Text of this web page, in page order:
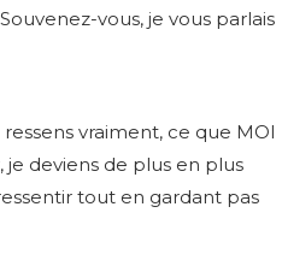
vous, je vous parlais
vraiment, ce que MOI
je deviens de plus en plus
tout en gardant pas